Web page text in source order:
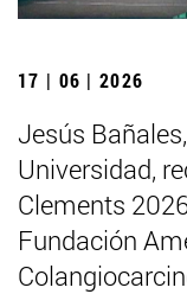
17 | 06 | 2026
Jesús
Universidad,
Clements
Fundación